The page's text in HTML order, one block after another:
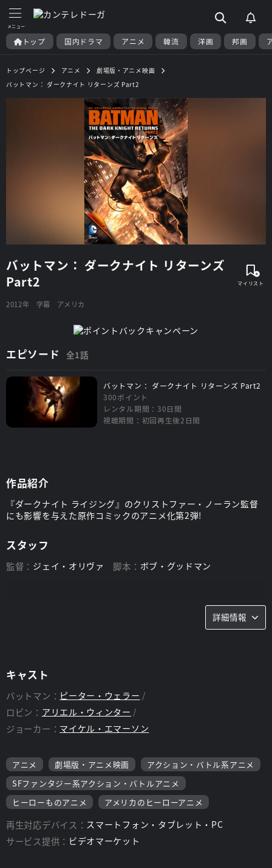
トップ 国内ドラマ アニメ 韓流 洋画 邦画
トップページ アニメ
劇場版・アニメ映画
バットマン： ダークナイト リターンズ Part2
バットマン： ダークナイト リターンズ
Part2
2012年 字幕 アメリカ
エピソード 全1話
バットマン： ダークナイト リターンズ Part2
300ポイント
レンタル期間：30日間
視聴期間：初回再生後2日間
作品紹介
『ダークナイト ライジング』のクリストファー・ノーラン監督
にも影響を与えた原作コミックのアニメ化第2弾!
スタッフ
監督： ジェイ・オリヴァ 脚本： ボブ・グッドマン
詳細情報
キャスト
バットマン： ピーター・ウェラー
ロビン： アリエル・ウィンター
ジョーカー： マイケル・エマーソン
アニメ 劇場版・アニメ映画
アクション・バトル系アニメ
SFファンタジー系アクション・バトルアニメ
ヒーローものアニメ
アメリカのヒーローアニメ
再生対応デバイス： スマートフォン・タブレット・PC
サービス提供： ビデオマーケット